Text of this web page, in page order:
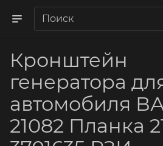
Кронштейн
генератора
автомобиля
21082 Планка